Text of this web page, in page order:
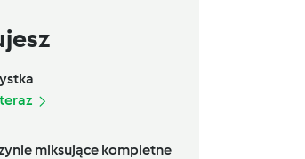
miksujące kompletne